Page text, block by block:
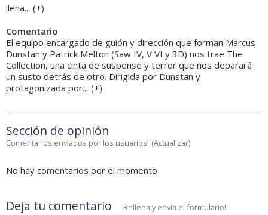
llena... (+)
Comentario
El equipo encargado de guión y dirección que forman Marcus
Dunstan y Patrick Melton (Saw IV, V VI y 3D) nos trae The
Collection, una cinta de suspense y terror que nos deparará
un susto detrás de otro. Dirigida por Dunstan y
protagonizada por... (+)
Sección de opinión
Comentarios enviados por los usuarios! (Actualizar)
No hay comentarios por el momento
Deja tu comentario Rellena y envía el formulario!